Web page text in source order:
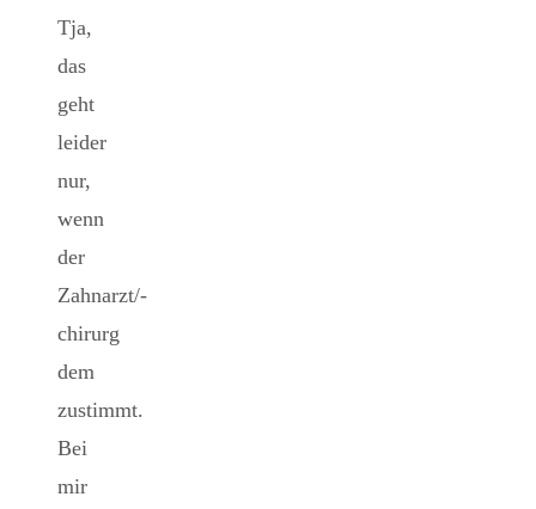
Tja,
das
geht
leider
nur,
wenn
der
Zahnarzt/-
chirurg
dem
zustimmt.
Bei
mir